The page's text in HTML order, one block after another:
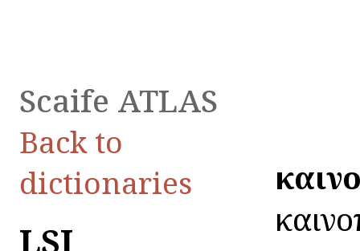
Scaife ATLAS
Back to
dictionaries
LSJ